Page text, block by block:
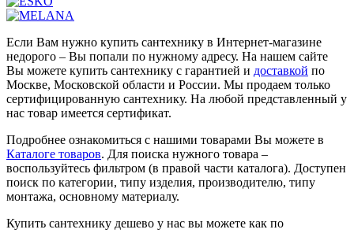
Если Вам нужно купить сантехнику в Интернет-магазине
недорого – Вы попали по нужному адресу. На нашем сайте
Вы можете купить сантехнику с гарантией и доставкой по
Москве, Московской области и России. Мы продаем только
сертифицированную сантехнику. На любой представленный у
нас товар имеется сертификат.
Подробнее ознакомиться с нашими товарами Вы можете в
Каталоге товаров. Для поиска нужного товара –
воспользуйтесь фильтром (в правой части каталога). Доступен
поиск по категории, типу изделия, производителю, типу
монтажа, основному материалу.
Купить сантехнику дешево у нас вы можете как по